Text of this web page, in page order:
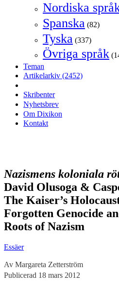
Nordiska
Spanska (82)
Tyska (337)
Övriga språk
Teman
Artikelarkiv (2452)
Skribenter
Nyhetsbrev
Om Dixikon
Kontakt
Nazismens koloniala
David Olusoga &
The Kaiser’s
Forgotten Genocide
Roots of Nazism
Essäer
Av Margareta Zetterström
Publicerad 18 mars 2012